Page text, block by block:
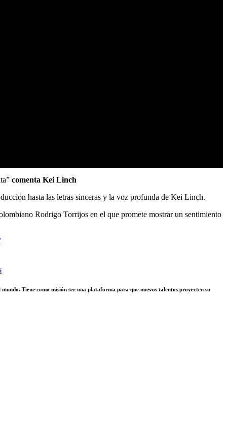
comenta Kei Linch
hasta las letras sinceras y la voz profunda de Kei Linch.
Rodrigo Torrijos en el que promete mostrar un sentimiento
Tiene como misión ser una plataforma para que nuevos talentos proyecten su